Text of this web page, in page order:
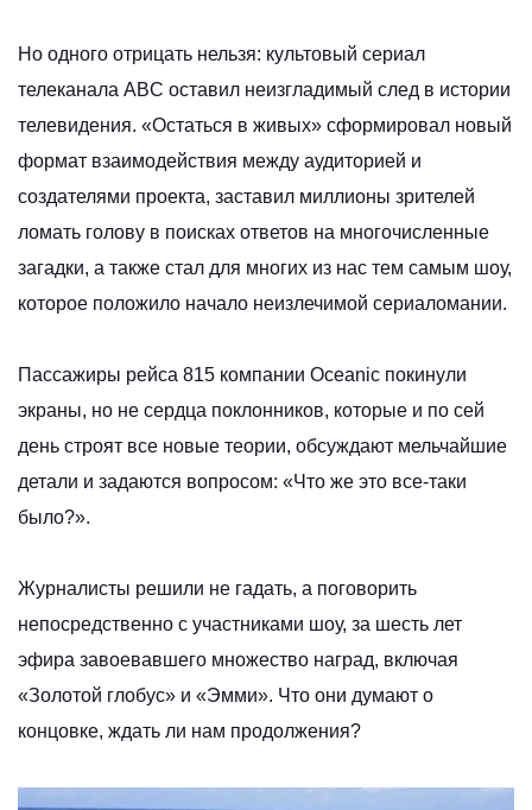
Но одного отрицать нельзя: культовый сериал
телеканала ABC оставил неизгладимый след в истории
телевидения. «Остаться в живых» сформировал новый
формат взаимодействия между аудиторией и
создателями проекта, заставил миллионы зрителей
ломать голову в поисках ответов на многочисленные
загадки, а также стал для многих из нас тем самым шоу,
которое положило начало неизлечимой сериаломании.
Пассажиры рейса 815 компании Oceanic покинули
экраны, но не сердца поклонников, которые и по сей
день строят все новые теории, обсуждают мельчайшие
детали и задаются вопросом: «Что же это все-таки
было?».
Журналисты решили не гадать, а поговорить
непосредственно с участниками шоу, за шесть лет
эфира завоевавшего множество наград, включая
«Золотой глобус» и «Эмми». Что они думают о
концовке, ждать ли нам продолжения?